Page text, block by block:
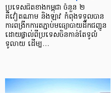
ប្រទេសជិតខាងកម្ពុជា ចំនួន ២
គឺវៀតណាម និងឡាវ កំពុងទទួលបាន
ការពង្រីកការតភ្ជាប់មធ្យោបាយដឹកជញ្ជូន
ដោយផ្ទាល់ពីប្រទេសចិនកាន់តែទូលំ
ទូលាយ ដើម្ប…